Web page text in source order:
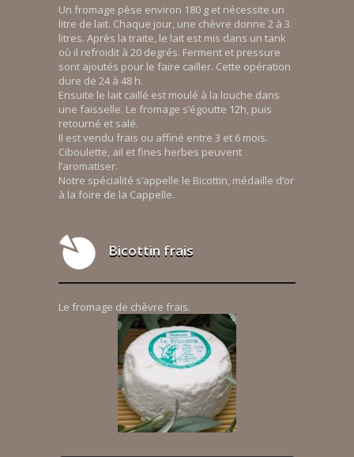
Un fromage pèse environ 180 g et nécessite un
litre de lait. Chaque jour, une chèvre donne 2 à 3
litres. Après la traite, le lait est mis dans un tank
où il refroidit à 20 degrés. Ferment et pressure
sont ajoutés pour le faire cailler. Cette opération
dure de 24 à 48 h.
Ensuite le lait caillé est moulé à la louche dans
une faisselle. Le fromage s’égoutte 12h, puis
retourné et salé.
Il est vendu frais ou affiné entre 3 et 6 mois.
Ciboulette, ail et fines herbes peuvent
l’aromatiser.
Notre spécialité s’appelle le Bicottin, médaille d’or
à la foire de la Cappelle.
Bicottin frais
Le fromage de chèvre frais.